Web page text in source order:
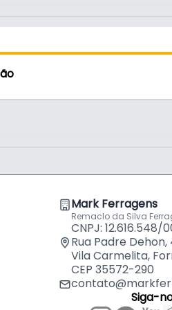
acompanha
busca unir estilo e
Mark Ferragens
Remaclo da Silva
CNPJ: 12.616.548/
Rua Padre Dehon,
Vila Carmelita,
CEP 35572-290
Siga-